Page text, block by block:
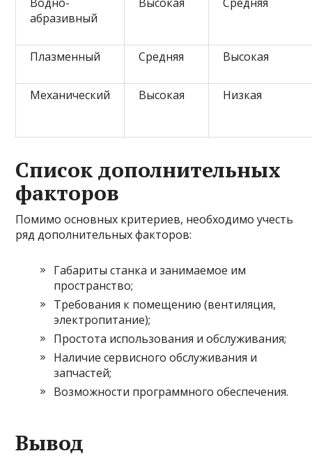
абразивный
Плазменный Средняя Высокая
Механический Высокая Низкая
Список дополнительных
факторов
Помимо основных критериев, необходимо учесть
ряд дополнительных факторов:
Габариты станка и занимаемое им
пространство;
Требования к помещению (вентиляция,
электропитание);
Простота использования и обслуживания;
Наличие сервисного обслуживания и
запчастей;
Возможности программного обеспечения.
Вывод